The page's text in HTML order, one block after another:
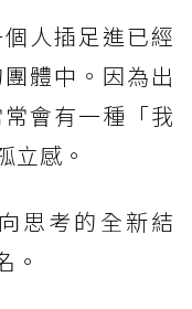
人插足進已經
體中。因為出
會有一種「我
立感。
思考的全新結
。